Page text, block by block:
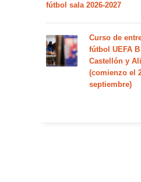
fútbol sala 2026-2027
Curso de
fútbol UEFA
Castellón y
(comienzo el
septiembre)